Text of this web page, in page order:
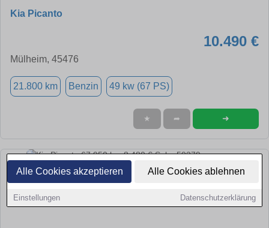
Alle Cookies akzeptieren Alle Cookies ablehnen
Einstellungen Datenschutzerklärung
Kia Picanto
10.490 €
Mülheim, 45476
21.800 km Benzin 49 kw (67 PS)
★ ➦ ➜